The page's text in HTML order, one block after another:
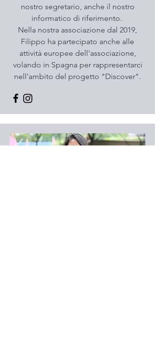
nostro segretario, anche il nostro
informatico di riferimento.
Nella nostra associazione dal 2019,
Filippo ha partecipato anche alle
attività europee dell'associazione,
volando in Spagna per rappresentarci
nell'ambito del progetto "Discover".